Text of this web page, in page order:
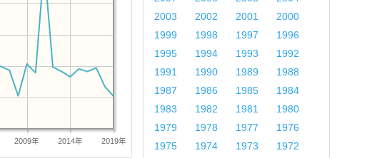
2009年 2014年 2019年
2003
2002 2001
2000
1999
1998 1997
1996
1995
1994 1993
1992
1991
1990 1989
1988
1987
1986 1985
1984
1983
1982 1981
1980
1979
1978 1977
1976
1975
1974 1973
1972